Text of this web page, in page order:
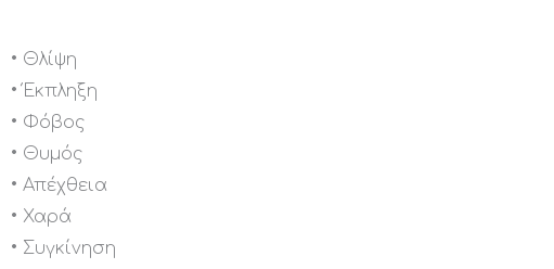
• Θλίψη
• Έκπληξη
• Φόβος
• Θυμός
• Απέχθεια
• Χαρά
• Συγκίνηση